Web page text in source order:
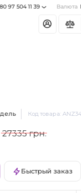
97 504 11 39 Валюта
Код товара:
27335 грн.
Быстрый заказ